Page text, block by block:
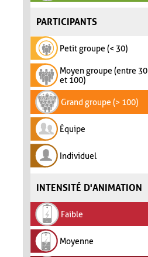
PARTICIPANTS
Petit groupe (< 30)
Moyen groupe (entre 30
et 100)
Grand groupe (> 100)
Équipe
Individuel
INTENSITÉ D'ANIMATION
Faible
Moyenne